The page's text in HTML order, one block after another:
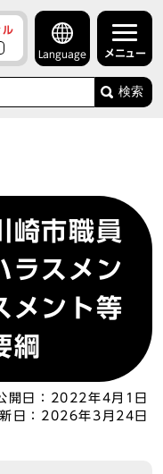
ル
Language メニュー
検索
崎市職員
ラスメン
メント等
綱
開日：
2022年4月1日
日： 2026年3月24日